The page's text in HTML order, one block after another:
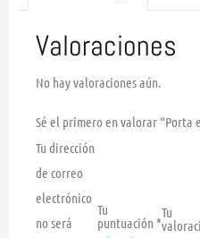
Valoraciones
No hay valoraciones aún.
Sé el primero en valorar “Porta
Tu dirección
de correo
electrónico
no será
Tu
puntuación *
Tu